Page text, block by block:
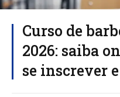
Curso de
2026: saiba
se inscrever